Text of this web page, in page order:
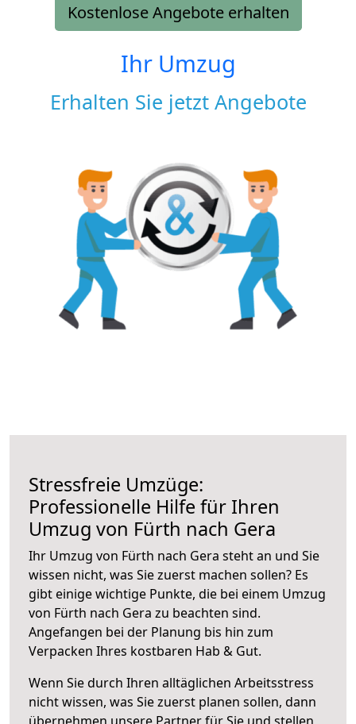
Kostenlose Angebote erhalten
Ihr Umzug
Erhalten Sie jetzt Angebote
Stressfreie Umzüge:
Professionelle Hilfe für Ihren
Umzug von Fürth nach Gera
Ihr Umzug von Fürth nach Gera steht an und Sie
wissen nicht, was Sie zuerst machen sollen? Es
gibt einige wichtige Punkte, die bei einem Umzug
von Fürth nach Gera zu beachten sind.
Angefangen bei der Planung bis hin zum
Verpacken Ihres kostbaren Hab & Gut.
Wenn Sie durch Ihren alltäglichen Arbeitsstress
nicht wissen, was Sie zuerst planen sollen, dann